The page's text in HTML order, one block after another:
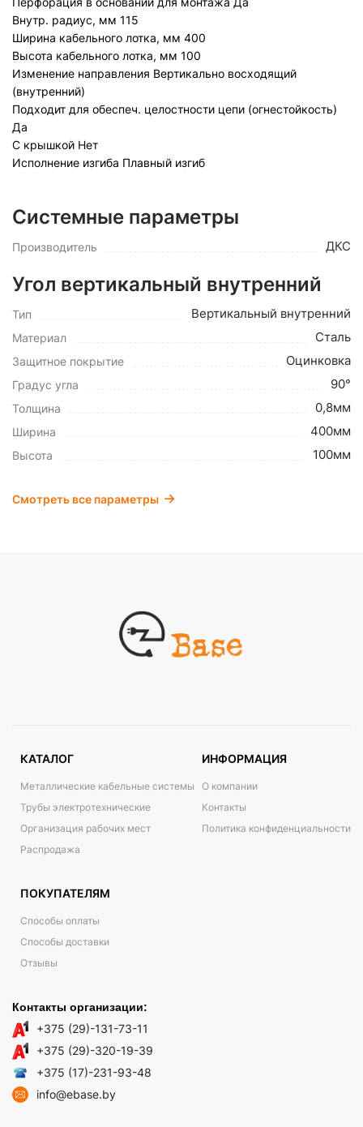
Внутр. радиус, мм 115
Ширина кабельного лотка, мм 400
Высота кабельного лотка, мм 100
Изменение направления Вертикально восходящий
(внутренний)
Подходит для обеспеч. целостности цепи (огнестойкость)
Да
С крышкой Нет
Исполнение изгиба Плавный изгиб
Системные параметры
Производитель ДКС
Угол вертикальный внутренний
Тип Вертикальный внутренний
Материал Сталь
Защитное покрытие Оцинковка
Градус угла 90°
Толщина 0,8мм
Ширина 400мм
Высота 100мм
Смотреть все параметры
КАТАЛОГ
Металлические кабельные системы
Трубы электротехнические
Организация рабочих мест
Распродажа
ИНФОРМАЦИЯ
О компании
Контакты
Политика конфиденциальности
ПОКУПАТЕЛЯМ
Способы оплаты
Способы доставки
Отзывы
Контакты организации:
+375 (29)-131-73-11
+375 (29)-320-19-39
+375 (17)-231-93-48
info@ebase.by